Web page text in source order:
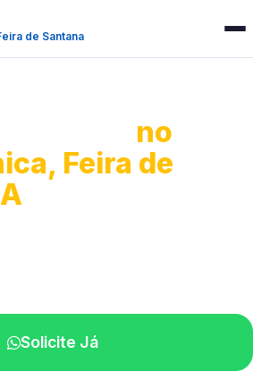
de Santana
no
Feira de
Solicite Já